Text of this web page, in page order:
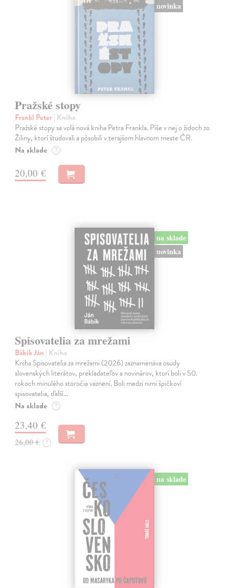
novinka
Pražské stopy
Frankl Peter| Kniha
Pražské stopy sa volá nová kniha Petra Frankla. Píše v nej o židoch zo
Žiliny, ktorí študovali a pôsobili v terajšom hlavnom meste ČR.
Na sklade ?
20,00 €
na sklade
novinka
Spisovatelia za mrežami
Bábik Ján | Kniha
Kniha Spisovatelia za mrežami (2026) zaznamenáva osudy
slovenských literátov, prekladateľov a novinárov, ktorí boli v 50.
rokoch minulého storočia väznení. Boli medzi nimi špičkoví
spisovatelia, ďalší…
Na sklade ?
23,40 €
26,00 € ?
na sklade